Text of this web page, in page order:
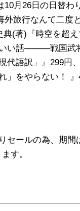
10月26日の日替わ
外旅行なんて二度
典(著)『時空を超
い話―――戦国武
代語訳」』299円
」をやらない！
セールの為、期間
す。